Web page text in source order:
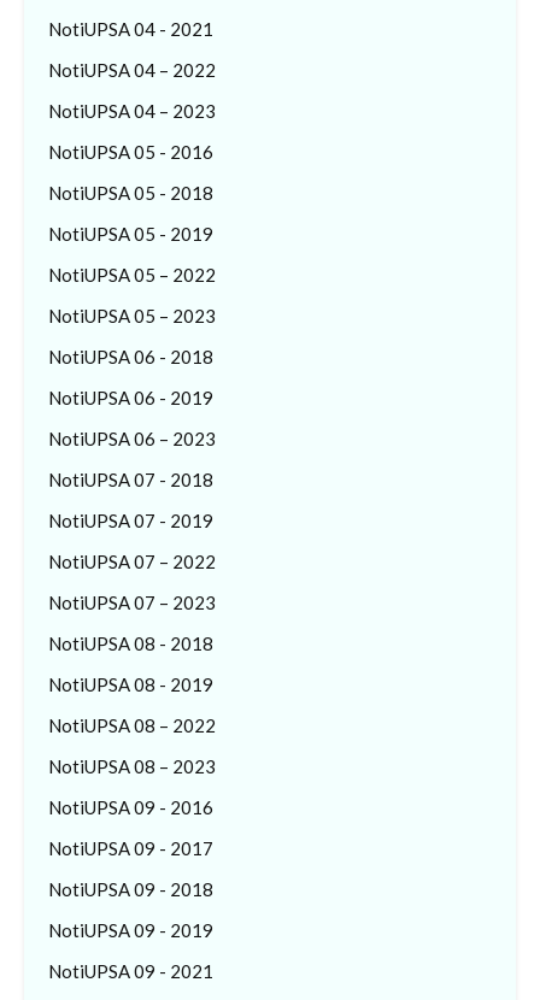
NotiUPSA 04 - 2021
NotiUPSA 04 – 2022
NotiUPSA 04 – 2023
NotiUPSA 05 - 2016
NotiUPSA 05 - 2018
NotiUPSA 05 - 2019
NotiUPSA 05 – 2022
NotiUPSA 05 – 2023
NotiUPSA 06 - 2018
NotiUPSA 06 - 2019
NotiUPSA 06 – 2023
NotiUPSA 07 - 2018
NotiUPSA 07 - 2019
NotiUPSA 07 – 2022
NotiUPSA 07 – 2023
NotiUPSA 08 - 2018
NotiUPSA 08 - 2019
NotiUPSA 08 – 2022
NotiUPSA 08 – 2023
NotiUPSA 09 - 2016
NotiUPSA 09 - 2017
NotiUPSA 09 - 2018
NotiUPSA 09 - 2019
NotiUPSA 09 - 2021